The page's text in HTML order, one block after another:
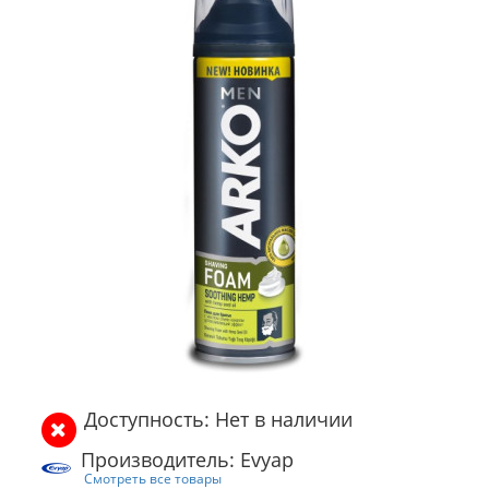
Доступность: Нет в наличии
Производитель: Evyap
Смотреть все товары